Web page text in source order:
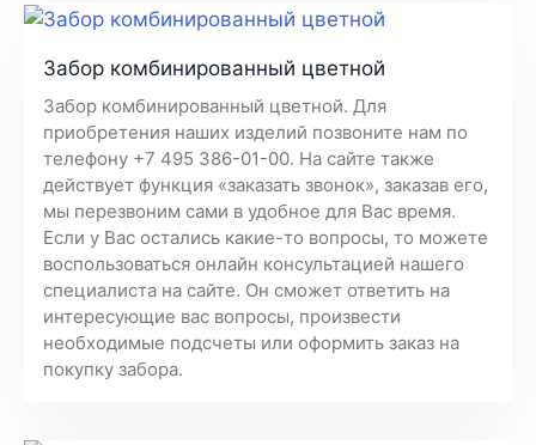
Забор комбинированный цветной
Забор комбинированный цветной. Для
приобретения наших изделий позвоните нам по
телефону +7 495 386-01-00. На сайте также
действует функция «заказать звонок», заказав его,
мы перезвоним сами в удобное для Вас время.
Если у Вас остались какие-то вопросы, то можете
воспользоваться онлайн консультацией нашего
специалиста на сайте. Он сможет ответить на
интересующие вас вопросы, произвести
необходимые подсчеты или оформить заказ на
покупку забора.